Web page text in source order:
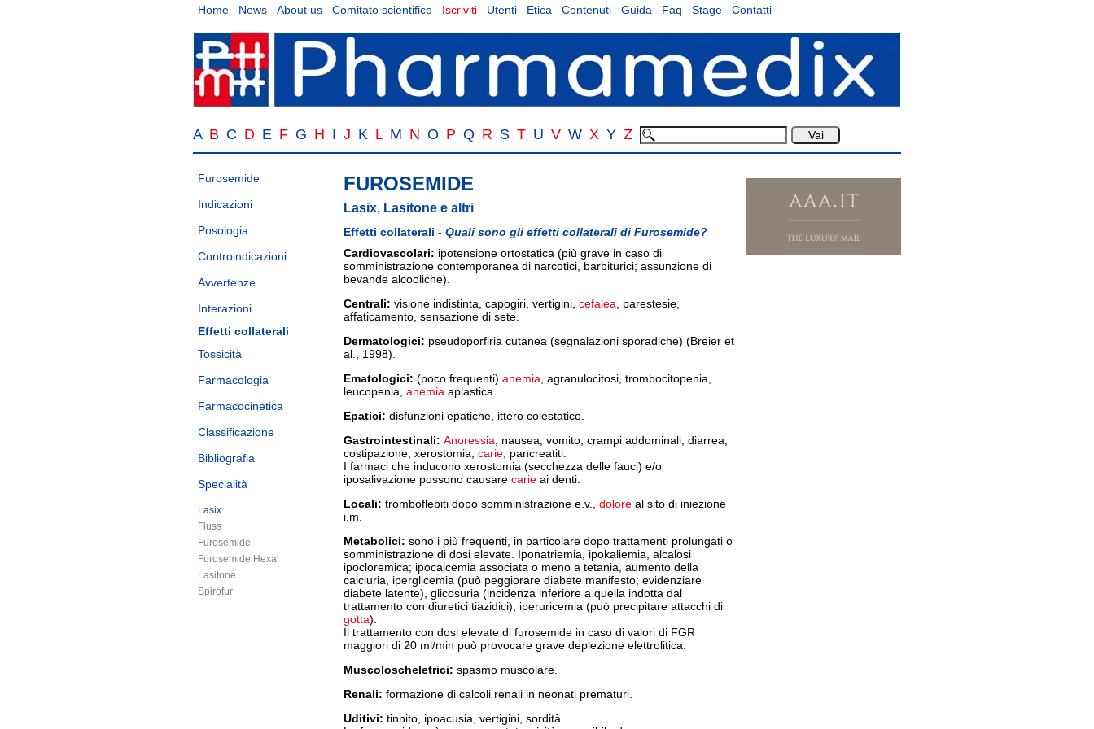
Home News About us Comitato scientifico Iscriviti Utenti Etica Contenuti Guida Faq Stage Contatti
A B C D E F G H I J K L M N O P Q R S T U V W X Y Z
Furosemide
Indicazioni
Posologia
Controindicazioni
Avvertenze
Interazioni
Effetti collaterali
Tossicità
Farmacologia
Farmacocinetica
Classificazione
Bibliografia
Specialità
Lasix
Fluss
Furosemide
Furosemide Hexal
Lasitone
Spirofur
FUROSEMIDE
Lasix, Lasitone e altri
Effetti collaterali - Quali sono gli effetti collaterali di Furosemide?
Cardiovascolari: ipotensione ortostatica (più grave in caso di
somministrazione contemporanea di narcotici, barbiturici; assunzione di
bevande alcooliche).
Centrali: visione indistinta, capogiri, vertigini, cefalea , parestesie,
affaticamento, sensazione di sete.
Dermatologici: pseudoporfiria cutanea (segnalazioni sporadiche) (Breier et
al., 1998).
Ematologici: (poco frequenti) anemia , agranulocitosi, trombocitopenia,
leucopenia, anemia aplastica.
Epatici: disfunzioni epatiche, ittero colestatico.
Gastrointestinali: Anoressia , nausea, vomito, crampi addominali, diarrea,
costipazione, xerostomia, carie , pancreatiti.
I farmaci che inducono xerostomia (secchezza delle fauci) e/o
iposalivazione possono causare carie ai denti.
Locali: tromboflebiti dopo somministrazione e.v., dolore al sito di iniezione
i.m.
Metabolici: sono i più frequenti, in particolare dopo trattamenti prolungati o
somministrazione di dosi elevate. Iponatriemia, ipokaliemia, alcalosi
ipocloremica; ipocalcemia associata o meno a tetania, aumento della
calciuria, iperglicemia (può peggiorare diabete manifesto; evidenziare
diabete latente), glicosuria (incidenza inferiore a quella indotta dal
trattamento con diuretici tiazidici), iperuricemia (può precipitare attacchi di
gotta).
Il trattamento con dosi elevate di furosemide in caso di valori di FGR
maggiori di 20 ml/min può provocare grave deplezione elettrolitica.
Muscoloscheletrici: spasmo muscolare.
Renali: formazione di calcoli renali in neonati prematuri.
Uditivi: tinnito, ipoacusia, vertigini, sordità.